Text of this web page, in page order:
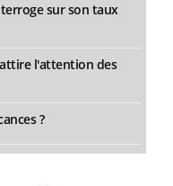
sur son taux
l'attention des
?